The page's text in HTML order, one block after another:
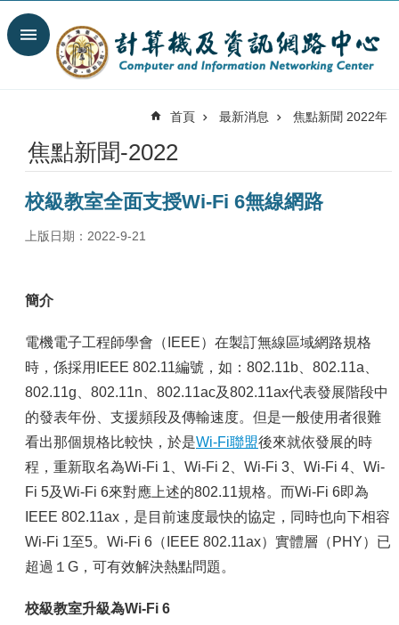
跳到主要內容區塊
搜
尋
最
消
我
們
服
務
容
服
務
資
源
資
安
專
聯
首頁 最新消息 焦點新聞 2022年
焦點新聞-2022
校級教室全面支授Wi-Fi 6無線網路
上版日期：2022-9-21
簡介
電機電子工程師學會（IEEE）在製訂無線區域網路規格
時，係採用IEEE 802.11編號，如：802.11b、802.11a、
802.11g、802.11n、802.11ac及802.11ax代表發展階段中
的發表年份、支援頻段及傳輸速度。但是一般使用者很難
看出那個規格比較快，於是Wi-Fi聯盟後來就依發展的時
程，重新取名為Wi-Fi 1、Wi-Fi 2、Wi-Fi 3、Wi-Fi 4、Wi-
Fi 5及Wi-Fi 6來對應上述的802.11規格。而Wi-Fi 6即為
IEEE 802.11ax，是目前速度最快的協定，同時也向下相容
Wi-Fi 1至5。Wi-Fi 6（IEEE 802.11ax）實體層（PHY）已
超過１G，可有效解決熱點問題。
校級教室升級為Wi-Fi 6